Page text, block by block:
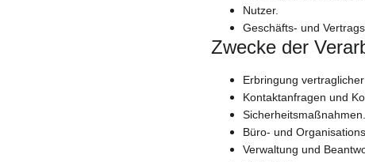
Nutzer.
Geschäfts- und
Zwecke der
Erbringung
Kontaktanfragen und
Sicherheitsmaßnahmen.
Büro- und
Verwaltung und